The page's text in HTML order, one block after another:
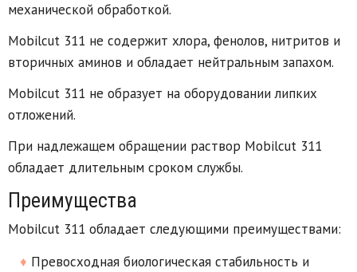
механической обработкой.
Mobilcut 311 не содержит хлора, фенолов, нитритов и
вторичных аминов и обладает нейтральным запахом.
Mobilcut 311 не образует на оборудовании липких
отложений.
При надлежащем обращении раствор Mobilcut 311
обладает длительным сроком службы.
Преимущества
Mobilcut 311 обладает следующими преимуществами:
Превосходная биологическая стабильность и